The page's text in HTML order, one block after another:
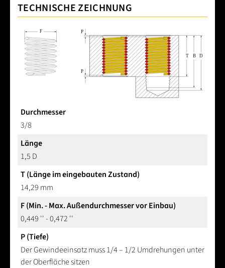
TECHNISCHE ZEICHNUNG
Durchmesser
3/8
Länge
1,5 D
T (Länge im eingebauten Zustand)
14,29 mm
F (Min. - Max. Außendurchmesser vor Einbau)
0,449 '' - 0,472 ''
P (Tiefe)
Der Gewindeeinsatz muss 1/4 – 1/2 Umdrehungen unter
der Oberfläche sitzen